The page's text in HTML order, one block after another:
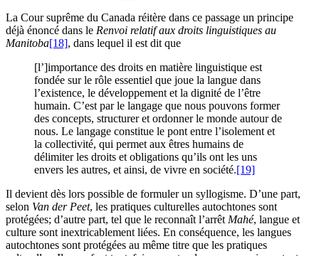
La Cour suprême du Canada réitère dans ce passage un principe
déjà énoncé dans le Renvoi relatif aux droits linguistiques au
Manitoba[18], dans lequel il est dit que
[l’]importance des droits en matière linguistique est
fondée sur le rôle essentiel que joue la langue dans
l’existence, le développement et la dignité de l’être
humain. C’est par le langage que nous pouvons former
des concepts, structurer et ordonner le monde autour de
nous. Le langage constitue le pont entre l’isolement et
la collectivité, qui permet aux êtres humains de
délimiter les droits et obligations qu’ils ont les uns
envers les autres, et ainsi, de vivre en société.[19]
Il devient dès lors possible de formuler un syllogisme. D’une part,
selon Van der Peet, les pratiques culturelles autochtones sont
protégées; d’autre part, tel que le reconnaît l’arrêt Mahé, langue et
culture sont inextricablement liées. En conséquence, les langues
autochtones sont protégées au même titre que les pratiques